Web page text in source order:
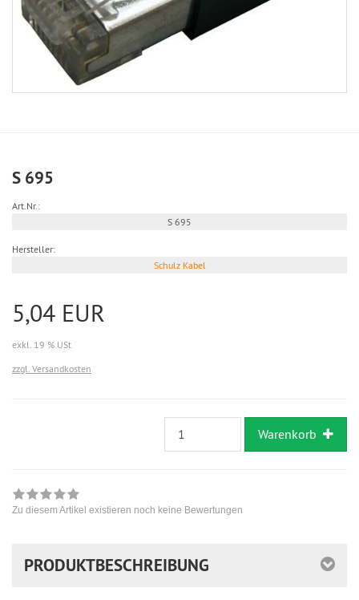
S 695
Art.Nr.:
S 695
Hersteller:
Schulz Kabel
5,04 EUR
exkl. 19 % USt
zzgl. Versandkosten
Warenkorb
Zu diesem Artikel existieren noch keine Bewertungen
PRODUKTBESCHREIBUNG